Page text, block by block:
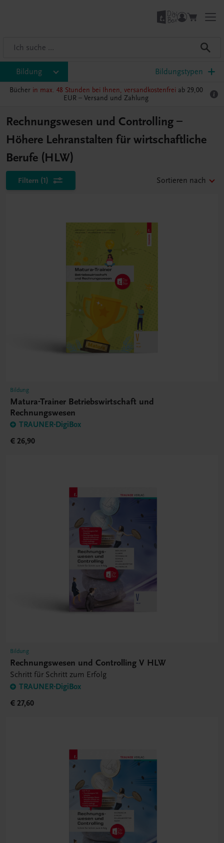
Bildung Bildungstypen
Bücher in max. 48 Stunden bei Ihnen, versandkostenfrei ab 29,00
EUR – Versand und Zahlung
Rechnungswesen und Controlling –
Höhere Lehranstalten für wirtschaftliche
Berufe (HLW)
Filtern (1) Sortieren nach
Bildung
Matura-Trainer Betriebswirtschaft und
Rechnungswesen
TRAUNER-DigiBox
€ 26,90
Bildung
Rechnungswesen und Controlling V HLW
Schritt für Schritt zum Erfolg
TRAUNER-DigiBox
€ 27,60